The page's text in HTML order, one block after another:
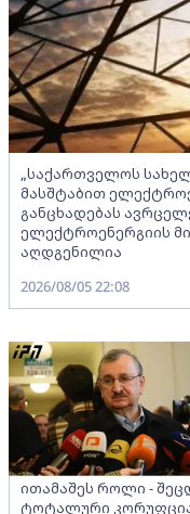
„საქართველოს
მასშტაბით
განცხადებას
ელექტროენერგიის
აღდგენილია
2026/08/05 22:08
ითამაშეს როლი -
ტოტალური